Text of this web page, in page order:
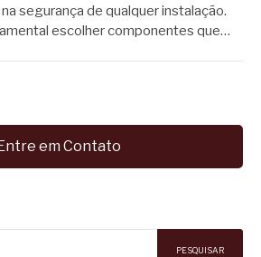
segurança de qualquer instalação.
escolher componentes que…
em Contato
PESQUISAR